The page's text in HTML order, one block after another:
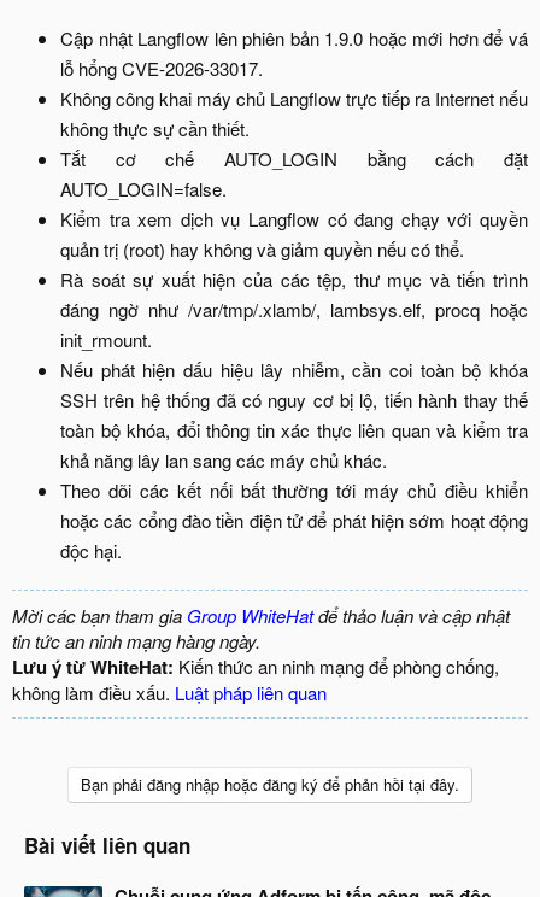
Cập nhật Langflow lên phiên bản 1.9.0 hoặc mới hơn để vá
lỗ hổng CVE-2026-33017.​
Không công khai máy chủ Langflow trực tiếp ra Internet nếu
không thực sự cần thiết.​
Tắt cơ chế AUTO_LOGIN bằng cách đặt
AUTO_LOGIN=false.​
Kiểm tra xem dịch vụ Langflow có đang chạy với quyền
quản trị (root) hay không và giảm quyền nếu có thể.​
Rà soát sự xuất hiện của các tệp, thư mục và tiến trình
đáng ngờ như /var/tmp/.xlamb/, lambsys.elf, procq hoặc
init_rmount.​
Nếu phát hiện dấu hiệu lây nhiễm, cần coi toàn bộ khóa
SSH trên hệ thống đã có nguy cơ bị lộ, tiến hành thay thế
toàn bộ khóa, đổi thông tin xác thực liên quan và kiểm tra
khả năng lây lan sang các máy chủ khác.​
Theo dõi các kết nối bất thường tới máy chủ điều khiển
hoặc các cổng đào tiền điện tử để phát hiện sớm hoạt động
độc hại.​
Mời các bạn tham gia Group WhiteHatđể thảo luận và cập nhật
tin tức an ninh mạng hàng ngày.
Lưu ý từ WhiteHat: Kiến thức an ninh mạng để phòng chống,
không làm điều xấu. Luật pháp liên quan
Bạn phải đăng nhập hoặc đăng ký để phản hồi tại đây.
Bài viết liên quan